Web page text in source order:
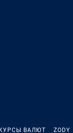
КУРСЫ ВАЛЮТ ZODY